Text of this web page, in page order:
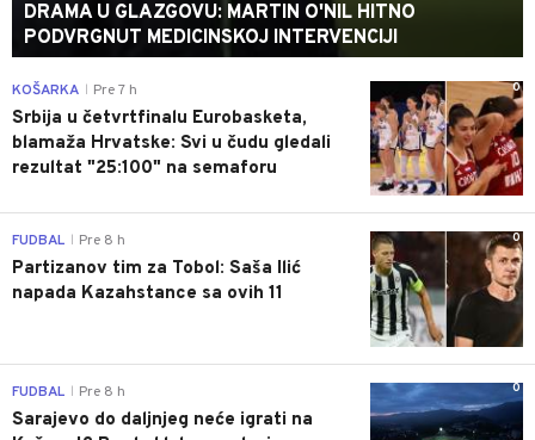
DRAMA U GLAZGOVU: MARTIN O'NIL HITNO
PODVRGNUT MEDICINSKOJ INTERVENCIJI
0
KOŠARKA Pre 7 h
Srbija u četvrtfinalu Eurobasketa,
blamaža Hrvatske: Svi u čudu gledali
rezultat "25:100" na semaforu
0
FUDBAL Pre 8 h
Partizanov tim za Tobol: Saša Ilić
napada Kazahstance sa ovih 11
0
FUDBAL Pre 8 h
Sarajevo do daljnjeg neće igrati na